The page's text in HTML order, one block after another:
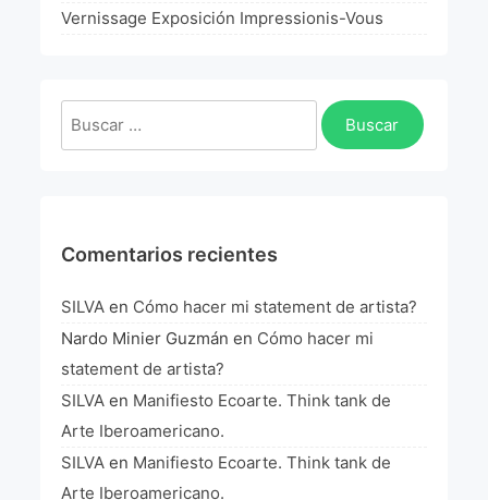
Manifiesto Ecoarte
Vernissage Exposición Impressionis-Vous
Buscar:
Comentarios recientes
SILVA en Cómo hacer mi statement de artista?
Nardo Minier Guzmán en Cómo hacer mi
statement de artista?
SILVA en Manifiesto Ecoarte. Think tank de
Arte Iberoamericano.
SILVA en Manifiesto Ecoarte. Think tank de
Arte Iberoamericano.